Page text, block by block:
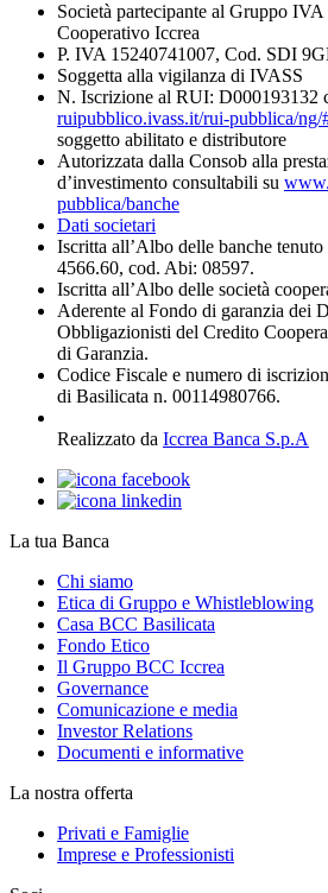
Società partecipante al Gruppo
Cooperativo Iccrea
P. IVA 15240741007, Cod. SDI
Soggetta alla vigilanza di IVASS
N. Iscrizione al RUI: D000193132
ruipubblico.ivass.it/rui-pubblica/ng/
soggetto abilitato e distributore
Autorizzata dalla Consob alla
d’investimento consultabili su
pubblica/banche
Dati societari
Iscritta all’Albo delle banche
4566.60, cod. Abi: 08597.
Iscritta all’Albo delle società
Aderente al Fondo di garanzia dei
Obbligazionisti del Credito
di Garanzia.
Codice Fiscale e numero di
di Basilicata n. 00114980766.
Realizzato da Iccrea Banca S.p.A
La tua Banca
Chi siamo
Etica di Gruppo e Whistleblowing
Casa BCC Basilicata
Fondo Etico
Il Gruppo BCC Iccrea
Governance
Comunicazione e media
Investor Relations
Documenti e informative
La nostra offerta
Privati e Famiglie
Imprese e Professionisti